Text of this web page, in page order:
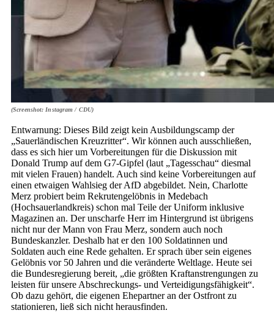
(Screenshot: Instagram / CDU)
Entwarnung: Dieses Bild zeigt kein Ausbildungscamp der
„Sauerländischen Kreuzritter“. Wir können auch ausschließen,
dass es sich hier um Vorbereitungen für die Diskussion mit
Donald Trump auf dem G7-Gipfel (laut „Tagesschau“ diesmal
mit vielen Frauen) handelt. Auch sind keine Vorbereitungen auf
einen etwaigen Wahlsieg der AfD abgebildet. Nein, Charlotte
Merz probiert beim Rekrutengelöbnis in Medebach
(Hochsauerlandkreis) schon mal Teile der Uniform inklusive
Magazinen an. Der unscharfe Herr im Hintergrund ist übrigens
nicht nur der Mann von Frau Merz, sondern auch noch
Bundeskanzler. Deshalb hat er den 100 Soldatinnen und
Soldaten auch eine Rede gehalten. Er sprach über sein eigenes
Gelöbnis vor 50 Jahren und die veränderte Weltlage. Heute sei
die Bundesregierung bereit, „die größten Kraftanstrengungen zu
leisten für unsere Abschreckungs- und Verteidigungsfähigkeit“.
Ob dazu gehört, die eigenen Ehepartner an der Ostfront zu
stationieren, ließ sich nicht herausfinden.